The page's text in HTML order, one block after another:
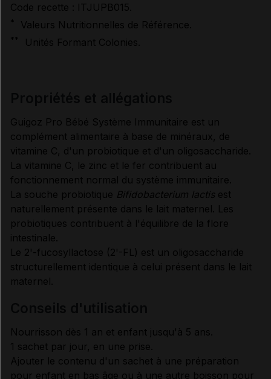
Code recette : ITJUPB015.
* Valeurs Nutritionnelles de Référence.
** Unités Formant Colonies.
Guigoz Pro Bébé Système Immunitaire est un
complément alimentaire à base de minéraux, de
vitamine C, d'un probiotique et d'un oligosaccharide.
La vitamine C, le zinc et le fer contribuent au
fonctionnement normal du système immunitaire.
La souche probiotique Bifidobacterium lactisest
naturellement présente dans le lait maternel. Les
probiotiques contribuent à l'équilibre de la flore
intestinale.
Le 2'-fucosyllactose (2'-FL) est un oligosaccharide
structurellement identique à celui présent dans le lait
maternel.
Nourrisson dès 1 an et enfant jusqu'à 5 ans.
1 sachet par jour, en une prise.
Ajouter le contenu d'un sachet à une préparation
pour enfant en bas âge ou à une autre boisson pour